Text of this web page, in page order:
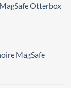
Otterbox
MagSafe